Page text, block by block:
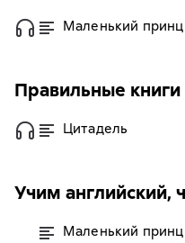
Маленький принц
Правильные книги
Цитадель
Учим английский,
Маленький